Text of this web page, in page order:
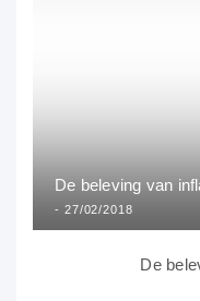
De beleving van
27/02/2018
De